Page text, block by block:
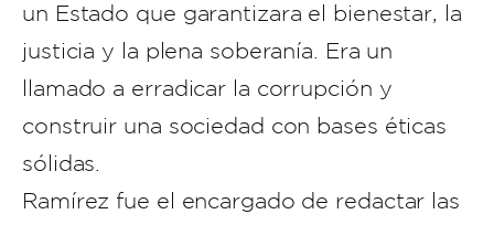
un Estado que garantizara el bienestar, la
justicia y la plena soberanía. Era un
llamado a erradicar la corrupción y
construir una sociedad con bases éticas
sólidas.
Ramírez fue el encargado de redactar las